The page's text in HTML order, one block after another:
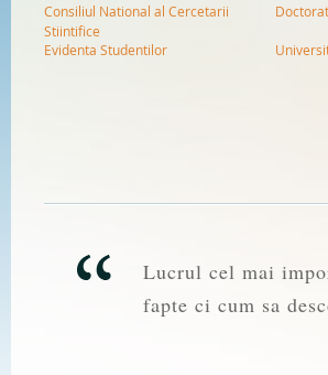
Consiliul National al Cercetarii
Stiintifice
Doctorat
Evidenta Studentilor
Lucrul cel mai
fapte ci cum sa